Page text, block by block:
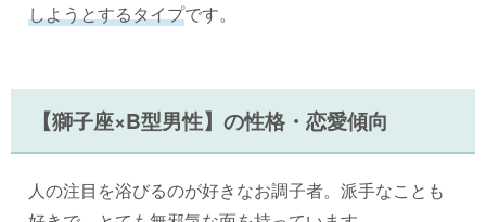
しようとするタイプです。
【獅子座×B型男性】の性格・恋愛傾向
人の注目を浴びるのが好きなお調子者。派手なことも